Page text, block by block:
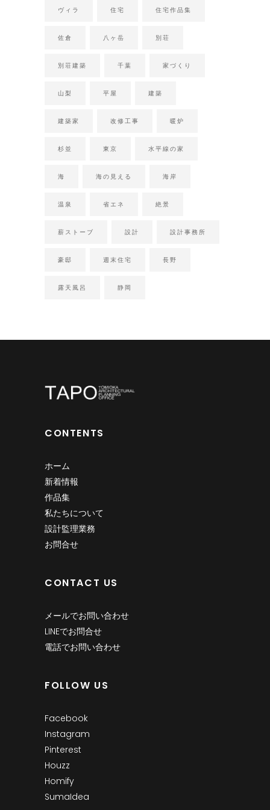
ヴィラ 住宅 住宅作品集
佐倉 八ヶ岳 別荘
別荘建築 千葉 家づくり
山梨 平屋 建築
建築家 改修工事 暖炉
杉並 東京 水平線の家
海 海の見える 海岸
温泉 省エネ 絶景
薪ストーブ 設計 設計事務所
豪邸 週末住宅 長野
露天風呂 静岡
CONTENTS
ホーム
新着情報
作品集
私たちについて
設計監理業務
お問合せ
CONTACT US
メールでお問い合わせ
LINEでお問合せ
電話でお問い合わせ
FOLLOW US
Facebook
Instagram
Pinterest
Houzz
Homify
SumaIdea